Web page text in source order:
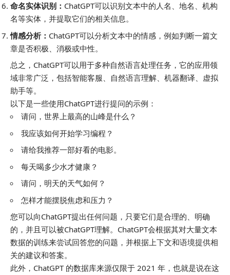
命名实体识别： ChatGPT可以识别文本中的人名、地名、机构
名等实体，并提取它们的相关信息。
情感分析： ChatGPT可以分析文本中的情感，例如判断一篇文
章是否积极、消极或中性。
总之，ChatGPT可以用于多种自然语言处理任务，它的应用领
域非常广泛，包括智能客服、自然语言理解、机器翻译、虚拟
助手等。
以下是一些使用ChatGPT进行提问的示例：
请问，世界上最高的山峰是什么？
我应该如何开始学习编程？
请给我推荐一部好看的电影。
每天喝多少水才健康？
请问，明天的天气如何？
怎样才能摆脱焦虑和压力？
您可以向ChatGPT提出任何问题，只要它们是合理的、明确
的，并且可以被ChatGPT理解。ChatGPT会根据其对大量文本
数据的训练来尝试回答您的问题，并根据上下文和语境提供相
关的建议和答案。
此外，ChatGPT 的数据库来源仅限于 2021 年，也就是说在这